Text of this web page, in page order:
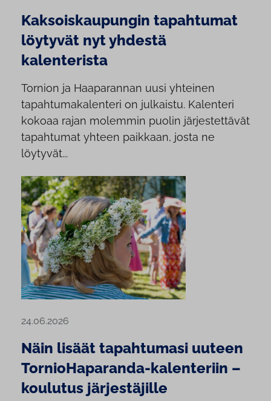
Kaksoiskaupungin tapahtumat
löytyvät nyt yhdestä
kalenterista
Tornion ja Haaparannan uusi yhteinen
tapahtumakalenteri on julkaistu. Kalenteri
kokoaa rajan molemmin puolin järjestettävät
tapahtumat yhteen paikkaan, josta ne
löytyvät...
24.06.2026
Näin lisäät tapahtumasi uuteen
TornioHaparanda-kalenteriin –
koulutus järjestäjille